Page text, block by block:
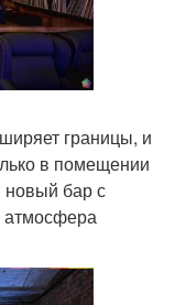
границы, и
в помещении
новый бар с
атмосфера